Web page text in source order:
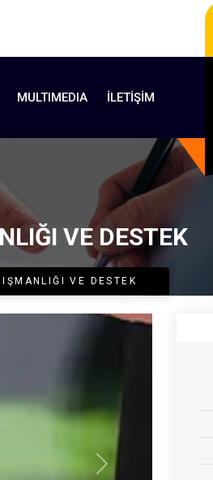
MULTIMEDIA İLETIŞIM
VE DESTEK
VE DESTEK
Next